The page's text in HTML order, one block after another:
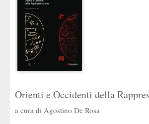
Orienti e Occidenti della
a cura di Agostino De Rosa